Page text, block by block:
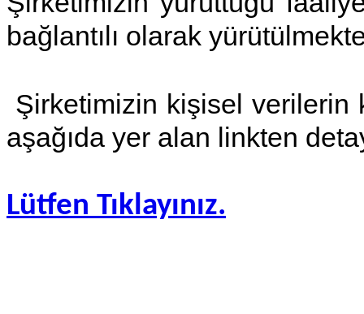
bağlantılı olarak
Şirketimizin kişisel verilerin
aşağıda yer alan linkten
Lütfen Tıklayınız.